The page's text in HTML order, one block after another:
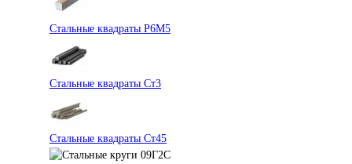
Стальные квадраты Р6М5
Стальные квадраты Ст3
Стальные квадраты Ст45